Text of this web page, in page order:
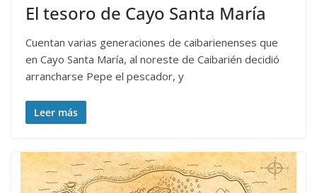
El tesoro de Cayo Santa María
Cuentan varias generaciones de caibarienenses que
en Cayo Santa María, al noreste de Caibarién decidió
arrancharse Pepe el pescador, y
Leer más